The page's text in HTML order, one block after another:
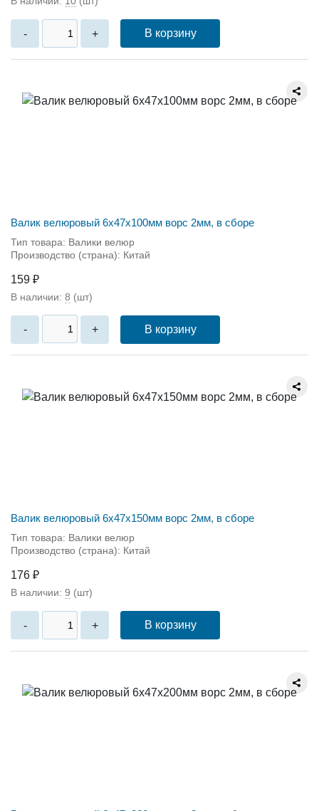
- + В корзину
Валик велюровый 6x47x100мм ворс 2мм, в сборе
Тип товара: Валики велюр
Производство (страна): Китай
159 ₽
В наличии: 8 (шт)
- + В корзину
Валик велюровый 6x47x150мм ворс 2мм, в сборе
Тип товара: Валики велюр
Производство (страна): Китай
176 ₽
В наличии: 9 (шт)
- + В корзину